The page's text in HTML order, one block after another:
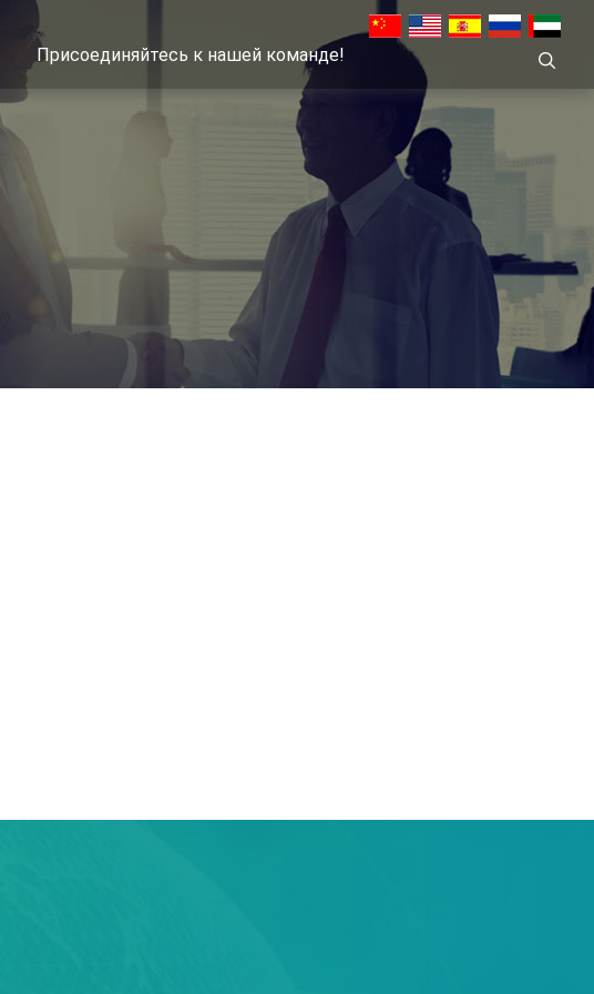
Присоединяйтесь к нашей команде!